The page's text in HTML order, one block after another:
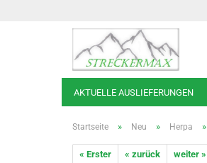
AKTUELLE AUSLIEFERUNGEN
Startseite » Neu » Herpa »
« Erster « zurück weiter »